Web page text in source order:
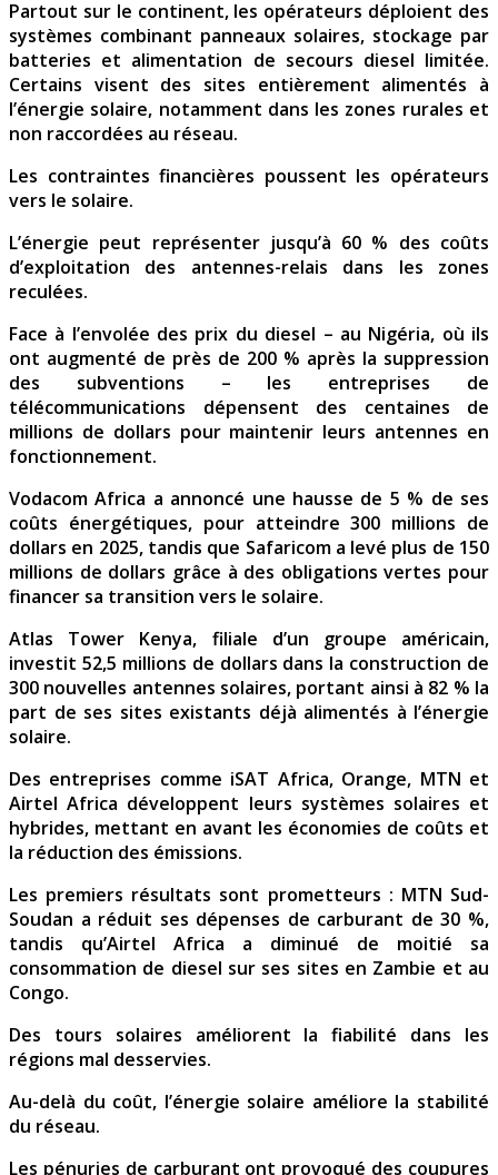
Partout sur le continent, les opérateurs déploient des
systèmes combinant panneaux solaires, stockage par
batteries et alimentation de secours diesel limitée.
Certains visent des sites entièrement alimentés à
l’énergie solaire, notamment dans les zones rurales et
non raccordées au réseau.
Les contraintes financières poussent les opérateurs
vers le solaire.
L’énergie peut représenter jusqu’à 60 % des coûts
d’exploitation des antennes-relais dans les zones
reculées.
Face à l’envolée des prix du diesel – au Nigéria, où ils
ont augmenté de près de 200 % après la suppression
des subventions – les entreprises de
télécommunications dépensent des centaines de
millions de dollars pour maintenir leurs antennes en
fonctionnement.
Vodacom Africa a annoncé une hausse de 5 % de ses
coûts énergétiques, pour atteindre 300 millions de
dollars en 2025, tandis que Safaricom a levé plus de 150
millions de dollars grâce à des obligations vertes pour
financer sa transition vers le solaire.
Atlas Tower Kenya, filiale d’un groupe américain,
investit 52,5 millions de dollars dans la construction de
300 nouvelles antennes solaires, portant ainsi à 82 % la
part de ses sites existants déjà alimentés à l’énergie
solaire.
Des entreprises comme iSAT Africa, Orange, MTN et
Airtel Africa développent leurs systèmes solaires et
hybrides, mettant en avant les économies de coûts et
la réduction des émissions.
Les premiers résultats sont prometteurs : MTN Sud-
Soudan a réduit ses dépenses de carburant de 30 %,
tandis qu’Airtel Africa a diminué de moitié sa
consommation de diesel sur ses sites en Zambie et au
Congo.
Des tours solaires améliorent la fiabilité dans les
régions mal desservies.
Au-delà du coût, l’énergie solaire améliore la stabilité
du réseau.
Les pénuries de carburant ont provoqué des coupures